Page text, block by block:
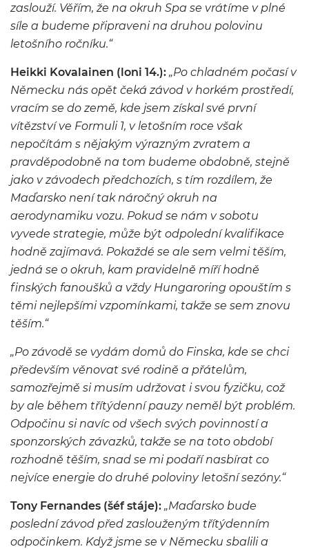
zaslouží. Věřím, že na okruh Spa se vrátíme v plné
síle a budeme připraveni na druhou polovinu
letošního ročníku.“
Heikki Kovalainen (loni 14.): „Po chladném počasí v
Německu nás opět čeká závod v horkém prostředí,
vracím se do země, kde jsem získal své první
vítězství ve Formuli 1, v letošním roce však
nepočítám s nějakým výrazným zvratem a
pravděpodobně na tom budeme obdobně, stejně
jako v závodech předchozích, s tím rozdílem, že
Maďarsko není tak náročný okruh na
aerodynamiku vozu. Pokud se nám v sobotu
vyvede strategie, může být odpolední kvalifikace
hodně zajímavá. Pokaždé se ale sem velmi těším,
jedná se o okruh, kam pravidelně míří hodně
finských fanoušků a vždy Hungaroring opouštím s
těmi nejlepšími vzpomínkami, takže se sem znovu
těším.“
„Po závodě se vydám domů do Finska, kde se chci
především věnovat své rodině a přátelům,
samozřejmě si musím udržovat i svou fyzičku, což
by ale během třítýdenní pauzy neměl být problém.
Odpočinu si navíc od všech svých povinností a
sponzorských závazků, takže se na toto období
rozhodně těším, snad se mi podaří nasbírat co
nejvíce energie do druhé poloviny letošní sezóny.“
Tony Fernandes (šéf stáje): „Maďarsko bude
poslední závod před zaslouženým třítýdenním
odpočinkem. Když jsme se v Německu sbalili a